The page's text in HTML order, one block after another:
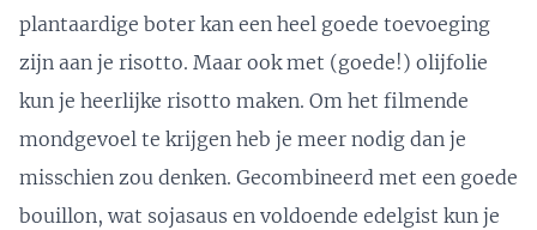
plantaardige boter kan een heel goede toevoeging
zijn aan je risotto. Maar ook met (goede!) olijfolie
kun je heerlijke risotto maken. Om het filmende
mondgevoel te krijgen heb je meer nodig dan je
misschien zou denken. Gecombineerd met een goede
bouillon, wat sojasaus en voldoende edelgist kun je